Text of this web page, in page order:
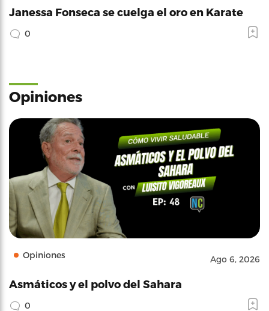
Janessa Fonseca se cuelga el oro en Karate
0
Opiniones
Opiniones Ago 6, 2026
Asmáticos y el polvo del Sahara
0